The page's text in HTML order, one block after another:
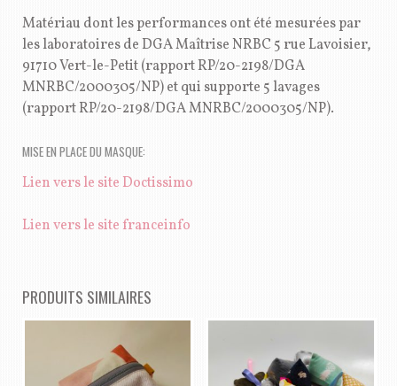
Matériau dont les performances ont été mesurées par
les laboratoires de DGA Maîtrise NRBC 5 rue Lavoisier,
91710 Vert-le-Petit (rapport RP/20-2198/DGA
MNRBC/2000305/NP) et qui supporte 5 lavages
(rapport RP/20-2198/DGA MNRBC/2000305/NP).
MISE EN PLACE DU MASQUE:
Lien vers le site Doctissimo
Lien vers le site franceinfo
PRODUITS SIMILAIRES